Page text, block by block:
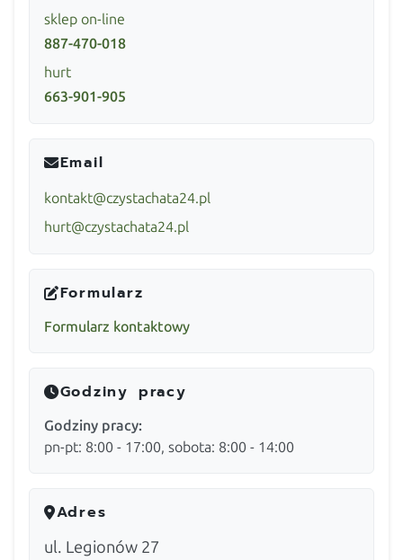
sklep on-line
887-470-018
hurt
663-901-905
Email
kontakt@czystachata24.pl
hurt@czystachata24.pl
Formularz
Formularz kontaktowy
Godziny pracy
Godziny pracy:
pn-pt: 8:00 - 17:00, sobota: 8:00 - 14:00
Adres
ul. Legionów 27